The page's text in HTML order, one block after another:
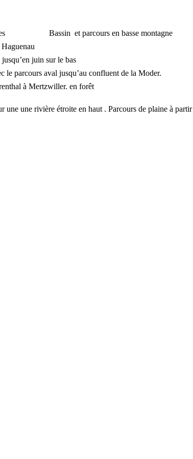
Bassin et parcours en basse montagne
jusqu’en juin sur le bas
le parcours aval jusqu’au confluent de la Moder.
à Mertzwiller. en forêt
une une rivière étroite enhaut . Parcours de plaine à partir